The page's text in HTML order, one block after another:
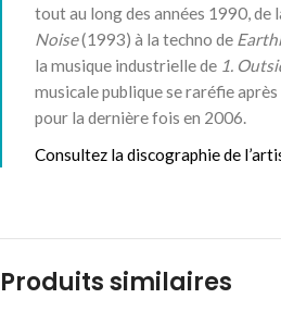
tout au long des années 1990, de
Noise(1993) à la techno de
la musique industrielle de 1.
musicale publique se raréfie
pour la dernière fois en 2006.
Consultez la discographie de
Produits similaires